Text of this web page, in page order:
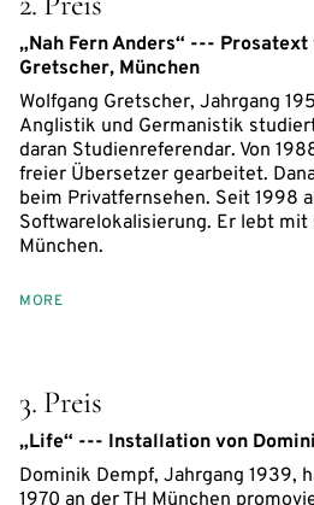
„Nah Fern Anders“ --- Prosatext
Gretscher, München
Wolfgang Gretscher, Jahrgang
Anglistik und Germanistik
daran Studienreferendar. Von
freier Übersetzer gearbeitet.
beim Privatfernsehen. Seit 1998
Softwarelokalisierung. Er lebt mit
München.
MORE
3. Preis
„Life“ --- Installation von
Dominik Dempf, Jahrgang 1939,
1970 an der TH München